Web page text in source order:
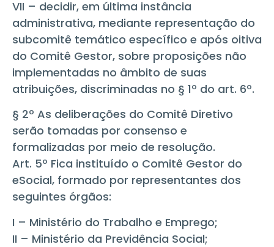
VII – decidir, em última instância
administrativa, mediante representação do
subcomitê temático específico e após oitiva
do Comitê Gestor, sobre proposições não
implementadas no âmbito de suas
atribuições, discriminadas no § 1º do art. 6º.
§ 2º As deliberações do Comitê Diretivo
serão tomadas por consenso e
formalizadas por meio de resolução.
Art. 5º Fica instituído o Comitê Gestor do
eSocial, formado por representantes dos
seguintes órgãos:
I – Ministério do Trabalho e Emprego;
II – Ministério da Previdência Social;